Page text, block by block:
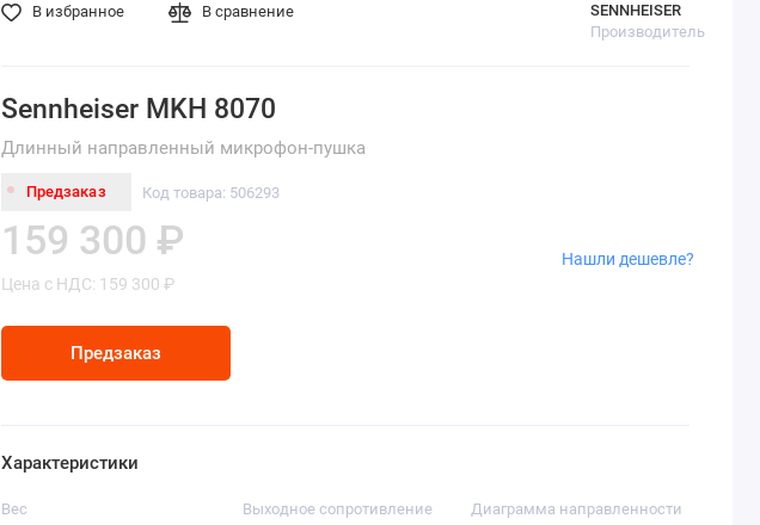
Sennheiser MKH 8070
Длинный направленный микрофон-пушка
Предзаказ Код товара: 506293
SENNHEISER
Производитель
159 300 ₽
Цена с НДС: 159 300 ₽
Предзаказ
Нашли дешевле?
В избранное В сравнение
Характеристики
Вес Выходное сопротивление Диаграмма направленности